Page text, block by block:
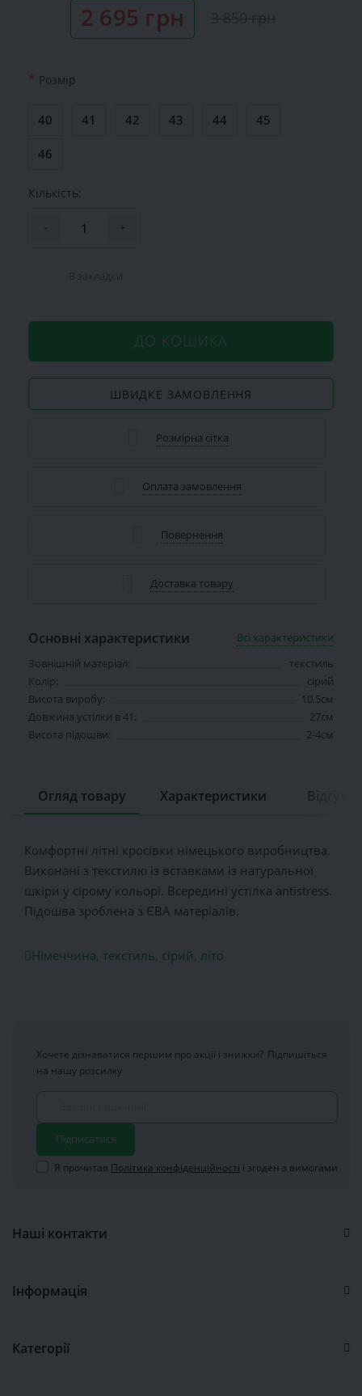
2 695 грн
* Розмiр
40 41 42 43 44 45
46
Кількість:
- +
ДО КОШИКА
ШВИДКЕ ЗАМОВЛЕННЯ
Розмірна сітка
Оплата замовлення
Повернення
Доставка товару
Основні характеристики
Всі характеристики
Зовнішній матеріал:
текстиль
Колір:
сірий
Висота виробу:
10,5см
Довжина устілки в 41:
27см
Висота підошви:
2-4см
Огляд товару Характеристики
Комфортні літні кросівки німецького виробництва.
Виконані з текстилю із вставками із натуральної
шкіри у сірому кольорі. Всередині устілка antistress.
Підошва зроблена з ЄВА матеріалів.
Німеччина, текстиль, сірий, літо
Хочете дізнаватися першим про акції і знижки? Підпишіться
на нашу розсилку
Підписатися
Я прочитав Політика конфіденційності і згоден з вимогами
Наші контакти
Інформація
Категорії